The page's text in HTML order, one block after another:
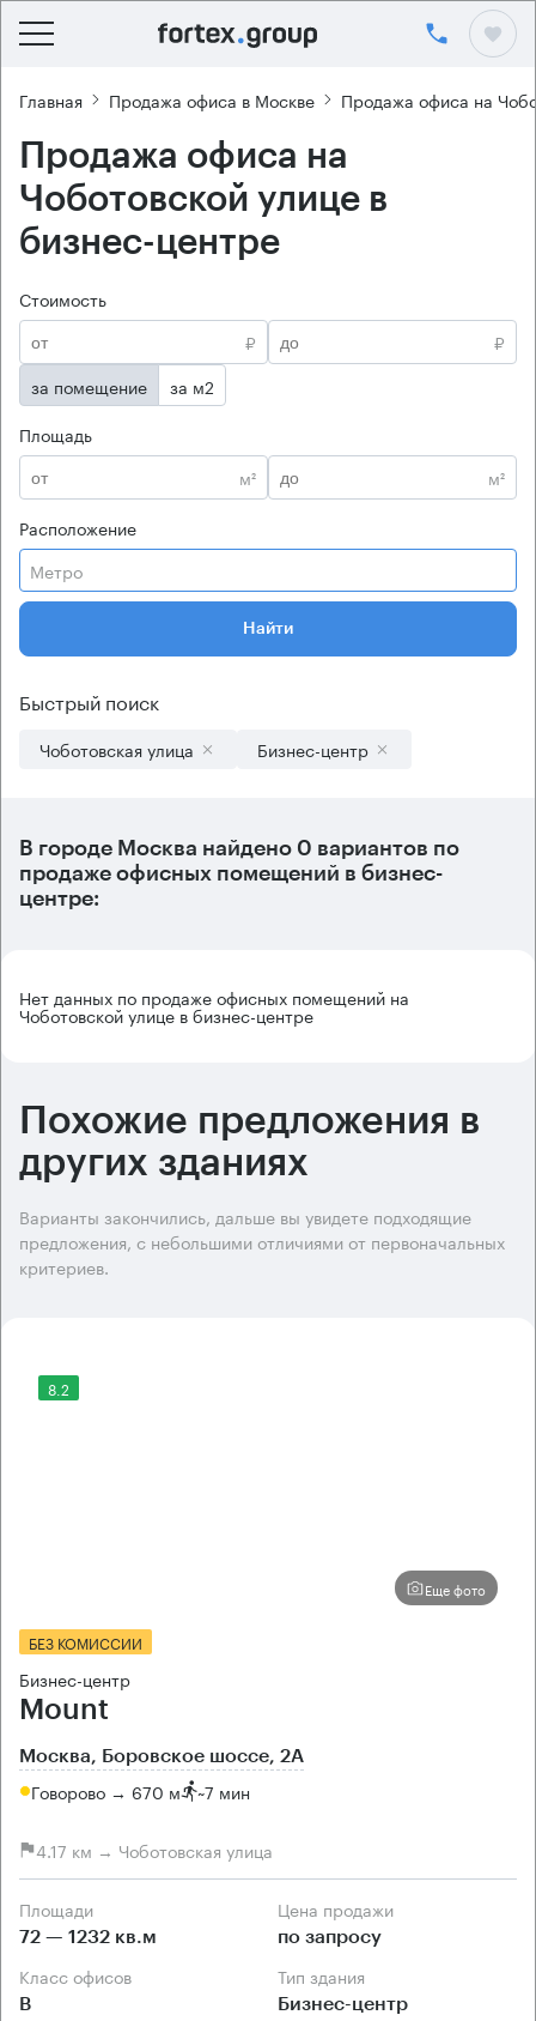
Главная Продажа офиса в Москве Продажа офиса на
Продажа офиса на
Чоботовской улице в
бизнес-центре
Стоимость
₽
₽
за помещение
за м2
Площадь
м²
м²
Расположение
Метро
Найти
Быстрый поиск
Чоботовская улица Бизнес-центр
В городе Москва найдено 0 вариантов по
продаже офисных помещений в бизнес-
центре:
Нет данных по продаже офисных помещений на
Чоботовской улице в бизнес-центре
Похожие предложения в
других зданиях
Варианты закончились, дальше вы увидете подходящие
предложения, с небольшими отличиями от первоначальных
критериев.
8.2
Еще фото
БЕЗ КОМИССИИ
Бизнес-центр
Mount
Москва, Боровское шоссе, 2А
Говорово → 670 м ~7 мин
4.17 км → Чоботовская улица
Площади
72 — 1232 кв.м
Цена продажи
по запросу
Класс офисов
B
Тип здания
Бизнес-центр